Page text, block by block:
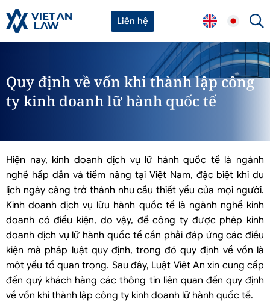
Liên hệ
Quy định về vốn khi thành lập công
ty kinh doanh lữ hành quốc tế
Hiện nay, kinh doanh dịch vụ lữ hành quốc tế là ngành
nghề hấp dẫn và tiềm năng tại Việt Nam, đặc biệt khi du
lịch ngày càng trở thành nhu cầu thiết yếu của mọi người.
Kinh doanh dịch vụ lữu hành quốc tế là ngành nghề kinh
doanh có điều kiện, do vậy, để công ty được phép kinh
doanh dịch vụ lữ hành quốc tế cần phải đáp ứng các điều
kiện mà pháp luật quy định, trong đó quy định về vốn là
một yếu tố quan trọng. Sau đây, Luật Việt An xin cung cấp
đến quý khách hàng các thông tin liên quan đến quy định
về vốn khi thành lập công ty kinh doanh lữ hành quốc tế.